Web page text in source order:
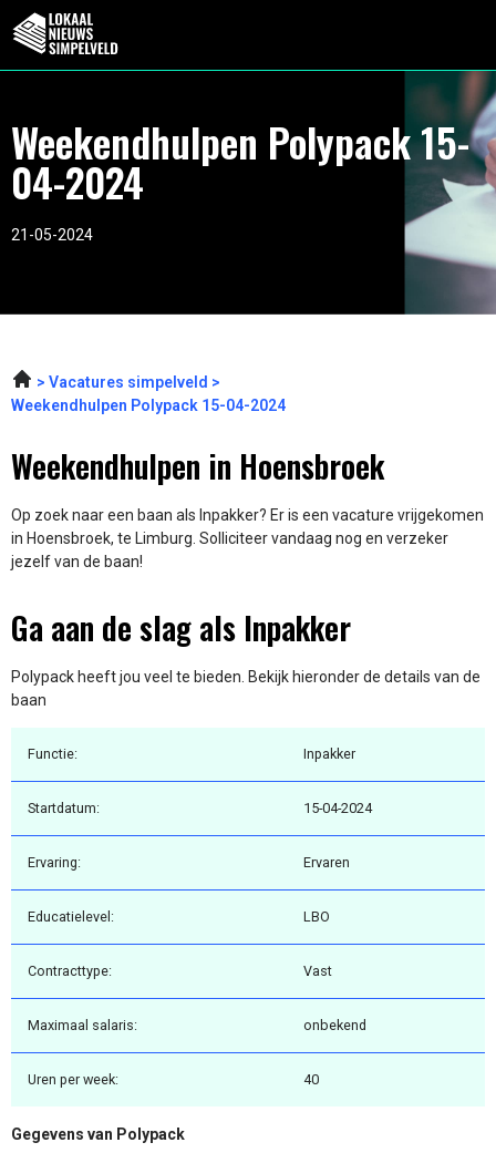
Weekendhulpen Polypack 15-
04-2024
21-05-2024
Vacatures simpelveld
Weekendhulpen Polypack 15-04-2024
Weekendhulpen in Hoensbroek
Op zoek naar een baan als Inpakker? Er is een vacature vrijgekomen
in Hoensbroek, te Limburg. Solliciteer vandaag nog en verzeker
jezelf van de baan!
Ga aan de slag als Inpakker
Polypack heeft jou veel te bieden. Bekijk hieronder de details van de
baan
Functie: Inpakker
Startdatum: 15-04-2024
Ervaring: Ervaren
Educatielevel: LBO
Contracttype: Vast
Maximaal salaris: onbekend
Uren per week: 40
Gegevens van Polypack